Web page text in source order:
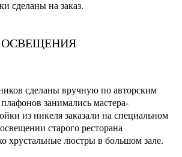
сделаны на заказ.
сделаны вручную по авторским
занимались мастера-
из никеля заказали на специальном
старого ресторана
хрустальные люстры в большом зале.